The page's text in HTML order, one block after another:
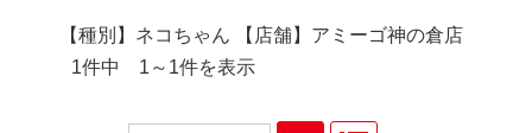
【種別】ネコちゃん 【店舗】アミーゴ神の倉店
1件中 1～1件を表示